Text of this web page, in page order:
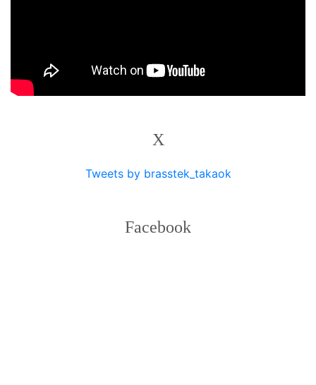
X
Tweets by brasstek_takaok
Facebook